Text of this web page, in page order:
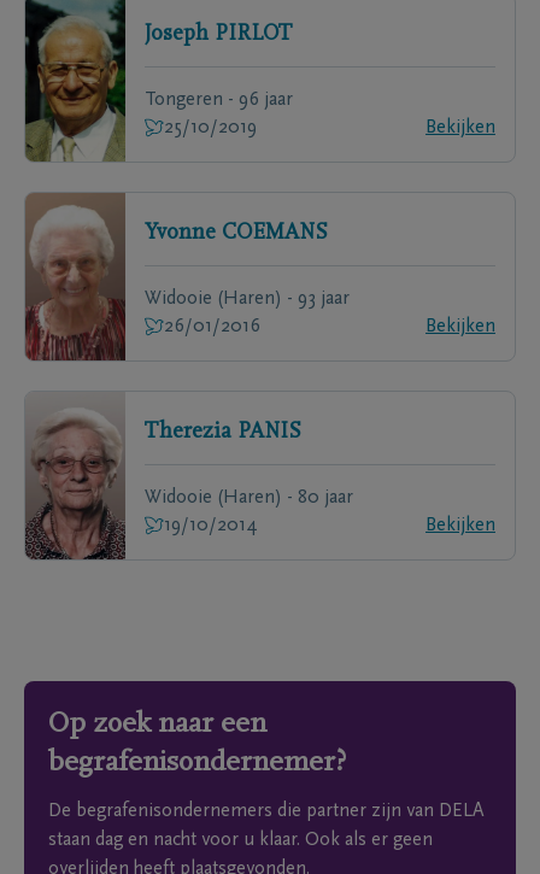
Joseph PIRLOT
Tongeren - 96 jaar
25/10/2019
Bekijken
Yvonne COEMANS
Widooie (Haren) - 93 jaar
26/01/2016
Bekijken
Therezia PANIS
Widooie (Haren) - 80 jaar
19/10/2014
Bekijken
Op zoek naar een
begrafenisondernemer?
De begrafenisondernemers die partner zijn van DELA
staan dag en nacht voor u klaar. Ook als er geen
overlijden heeft plaatsgevonden.